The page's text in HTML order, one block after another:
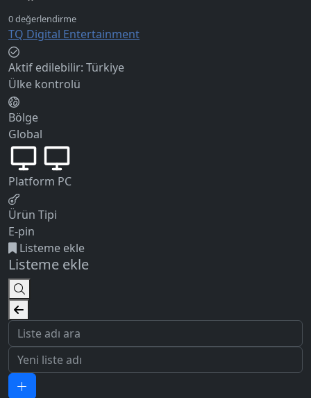
TQ Digital Entertainment
Aktif edilebilir: Türkiye
Ülke kontrolü
Bölge
Global
Platform PC
Ürün Tipi
E-pin
Listeme ekle
Listeme ekle